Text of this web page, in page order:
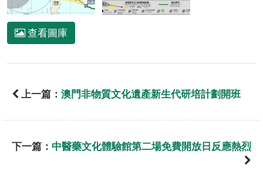
查看圖庫
上一篇： 澳門非物質文化遺產新生代研培計劃開班
下一篇： 中醫藥文化體驗館第二場免費開放日反應熱烈